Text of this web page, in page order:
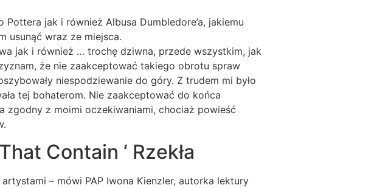
jak i również Albusa Dumbledore’a, jakiemu
usunąć wraz ze miejsca.
jak i również … trochę dziwna, przede wszystkim, jak
że nie zaakceptować takiego obrotu spraw
niespodziewanie do góry. Z trudem mi było
tej bohaterom. Nie zaakceptować do końca
zgodny z moimi oczekiwaniami, chociaż powieść
Contain ‘ Rzekła
– mówi PAP Iwona Kienzler, autorka lektury